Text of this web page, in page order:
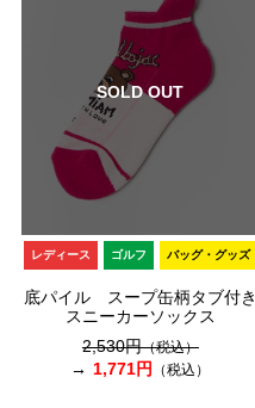
SOLD OUT
レディース ゴルフ バッグ・グッズ
底パイル スープ缶柄タブ付き
スニーカーソックス
2,530円（税込）
1,771円 （税込）